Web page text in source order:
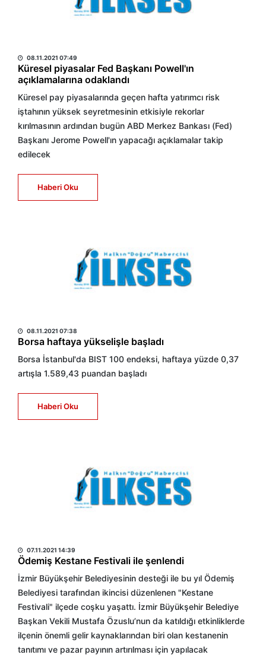
08.11.2021 07:49
Küresel piyasalar Fed Başkanı Powell'ın
açıklamalarına odaklandı
Küresel pay piyasalarında geçen hafta yatırımcı risk
iştahının yüksek seyretmesinin etkisiyle rekorlar
kırılmasının ardından bugün ABD Merkez Bankası (Fed)
Başkanı Jerome Powell'ın yapacağı açıklamalar takip
edilecek
Haberi Oku
08.11.2021 07:38
Borsa haftaya yükselişle başladı
Borsa İstanbul'da BIST 100 endeksi, haftaya yüzde 0,37
artışla 1.589,43 puandan başladı
Haberi Oku
07.11.2021 14:39
Ödemiş Kestane Festivali ile şenlendi
İzmir Büyükşehir Belediyesinin desteği ile bu yıl Ödemiş
Belediyesi tarafından ikincisi düzenlenen "Kestane
Festivali" ilçede coşku yaşattı. İzmir Büyükşehir Belediye
Başkan Vekili Mustafa Özuslu’nun da katıldığı etkinliklerde
ilçenin önemli gelir kaynaklarından biri olan kestanenin
tanıtımı ve pazar payının artırılması için yapılacak